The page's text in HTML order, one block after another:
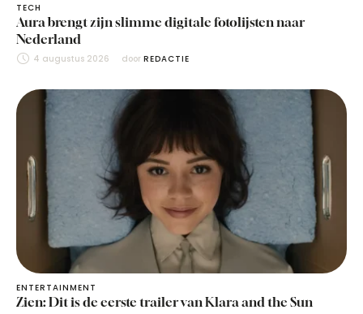
TECH
Aura brengt zijn slimme digitale fotolijsten naar
Nederland
4 augustus 2026 door REDACTIE
ENTERTAINMENT
Zien: Dit is de eerste trailer van Klara and the Sun